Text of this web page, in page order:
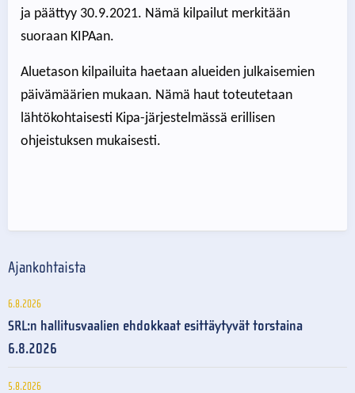
ja päättyy 30.9.2021. Nämä kilpailut merkitään
suoraan KIPAan.
Aluetason kilpailuita haetaan alueiden julkaisemien
päivämäärien mukaan. Nämä haut toteutetaan
lähtökohtaisesti Kipa-järjestelmässä erillisen
ohjeistuksen mukaisesti.
Ajankohtaista
6.8.2026
SRL:n hallitusvaalien ehdokkaat esittäytyvät torstaina
6.8.2026
5.8.2026